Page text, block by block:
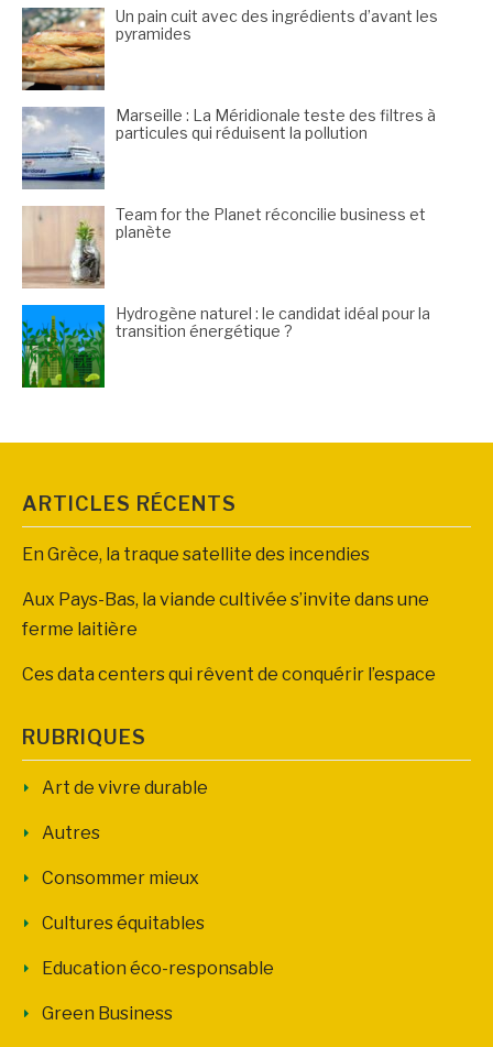
Un pain cuit avec des ingrédients d’avant les
pyramides
Marseille : La Méridionale teste des filtres à
particules qui réduisent la pollution
Team for the Planet réconcilie business et
planète
Hydrogène naturel : le candidat idéal pour la
transition énergétique ?
ARTICLES RÉCENTS
En Grèce, la traque satellite des incendies
Aux Pays-Bas, la viande cultivée s’invite dans une
ferme laitière
Ces data centers qui rêvent de conquérir l’espace
RUBRIQUES
Art de vivre durable
Autres
Consommer mieux
Cultures équitables
Education éco-responsable
Green Business